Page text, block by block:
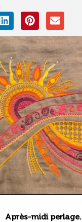
Après-midi perlage.